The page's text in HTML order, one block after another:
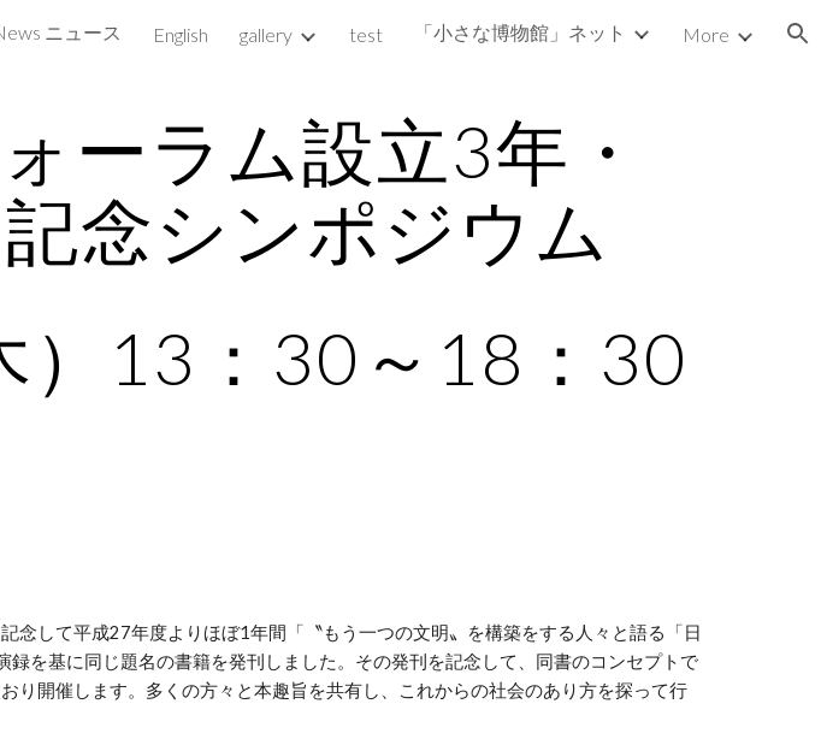
Skip to navigation
ニュース English gallery test 「小さな博物館」ネット More
ーラム設立3年・
念シンポジウム
）13：30～18：30
念して平成27年度よりほぼ1年間「〝もう一つの文明〟を構築をする人々と語る「日
を基に同じ題名の書籍を発刊しました。その発刊を記念して、同書のコンセプトで
り開催します。多くの方々と本趣旨を共有し、これからの社会のあり方を探って行